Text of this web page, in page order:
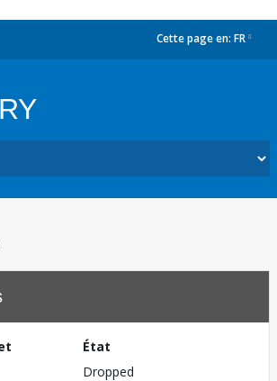
Cette page en: FR
État
Dropped